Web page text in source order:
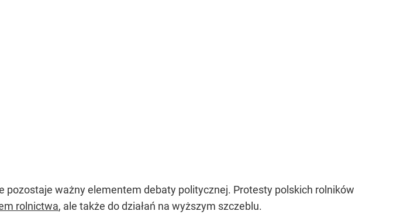
pozostaje ważny elementem debaty politycznej. Protesty polskich rolników
rolnictwa, ale także do działań na wyższym szczeblu.